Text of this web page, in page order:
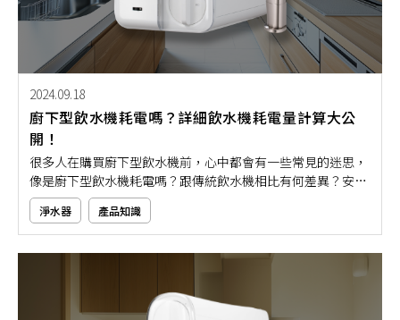
2024.09.18
廚下型飲水機耗電嗎？詳細飲水機耗電量計算大公
開！
很多人在購買廚下型飲水機前，心中都會有一些常見的迷思，
像是廚下型飲水機耗電嗎？跟傳統飲水機相比有何差異？安裝
前有哪些事項需要注意和規劃？本文將以廚下型飲水機為主
角，深入介紹其耗電特性，並與傳統飲水機進行全面比較，幫
助你對廚下型飲水機有更多的認識。
淨水器 產品知識